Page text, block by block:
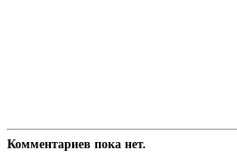
Комментариев пока нет.